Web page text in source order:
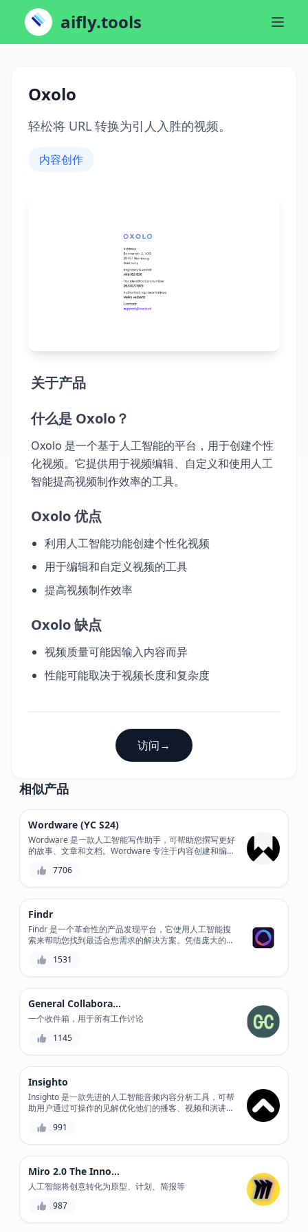
aifly.tools
Oxolo
轻松将 URL 转换为引人入胜的视频。
内容创作
关于产品
什么是 Oxolo？
Oxolo 是一个基于人工智能的平台，用于创建个性
化视频。它提供用于视频编辑、自定义和使用人工
智能提高视频制作效率的工具。
Oxolo 优点
利用人工智能功能创建个性化视频
用于编辑和自定义视频的工具
提高视频制作效率
Oxolo 缺点
视频质量可能因输入内容而异
性能可能取决于视频长度和复杂度
访问→
相似产品
Wordware (YC S24)
Wordware 是一款人工智能写作助手，可帮助您撰写更好
的故事、文章和文档。Wordware 专注于内容创建和编
贯性。 7706
Findr
Findr 是一个革命性的产品发现平台，它使用人工智能搜
索来帮助您找到最适合您需求的解决方案。凭借庞大的产
程，节省了您的时间并提高了您的工作效率。此外，其强
1531
General Collaboration
一个收件箱，用于所有工作讨论
1145
Insighto
Insighto 是一款先进的人工智能音频内容分析工具，可帮
助用户通过可操作的见解优化他们的播客、视频和演讲，
991
Miro 2.0 The Innovation Workspace
人工智能将创意转化为原型、计划、简报等
987